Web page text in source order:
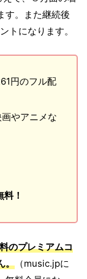
す。また継続後
トになります。
円のフル配
画やアニメな
！
のプレミアムコ
。 （music.jpに